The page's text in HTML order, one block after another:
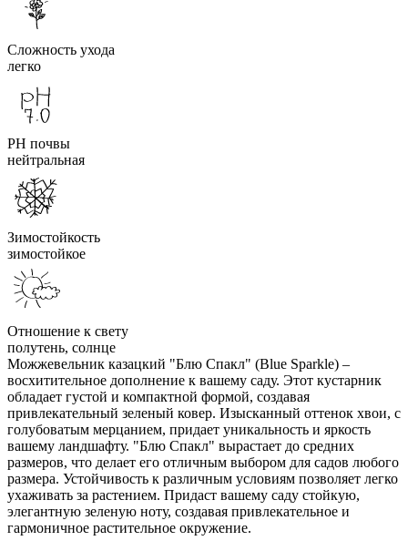
Сложность ухода
легко
PH почвы
нейтральная
Зимостойкость
зимостойкое
Отношение к свету
полутень, солнце
Можжевельник казацкий "Блю Спакл" (Blue Sparkle) –
восхитительное дополнение к вашему саду. Этот кустарник
обладает густой и компактной формой, создавая
привлекательный зеленый ковер. Изысканный оттенок хвои, с
голубоватым мерцанием, придает уникальность и яркость
вашему ландшафту. "Блю Спакл" вырастает до средних
размеров, что делает его отличным выбором для садов любого
размера. Устойчивость к различным условиям позволяет легко
ухаживать за растением. Придаст вашему саду стойкую,
элегантную зеленую ноту, создавая привлекательное и
гармоничное растительное окружение.